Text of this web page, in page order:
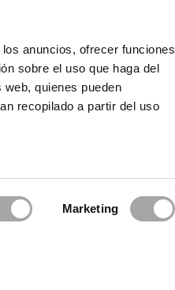
anuncios, ofrecer funciones
sobre el uso que haga del
quienes pueden
recopilado a partir del uso
Marketing
Policy